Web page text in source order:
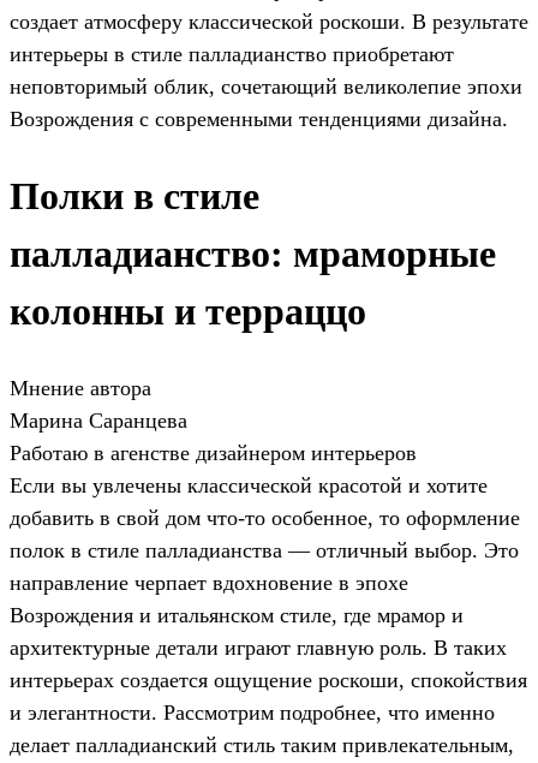
создает атмосферу классической роскоши. В результате
интерьеры в стиле палладианство приобретают
неповторимый облик, сочетающий великолепие эпохи
Возрождения с современными тенденциями дизайна.
Полки в стиле
палладианство: мраморные
колонны и терраццо
Мнение автора
Марина Саранцева
Работаю в агенстве дизайнером интерьеров
Если вы увлечены классической красотой и хотите
добавить в свой дом что-то особенное, то оформление
полок в стиле палладианства — отличный выбор. Это
направление черпает вдохновение в эпохе
Возрождения и итальянском стиле, где мрамор и
архитектурные детали играют главную роль. В таких
интерьерах создается ощущение роскоши, спокойствия
и элегантности. Рассмотрим подробнее, что именно
делает палладианский стиль таким привлекательным,